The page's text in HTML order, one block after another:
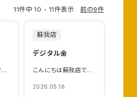
11件中 10 - 11件表示 前の9件
こんにちは蘇我店ですSuper-ONE試乗可能になりました🚗&#...
蘇我店
2026.05.18
デジタル🌼
こんにちは蘇我店です🐰🌼店内にデジタルサイネージ...